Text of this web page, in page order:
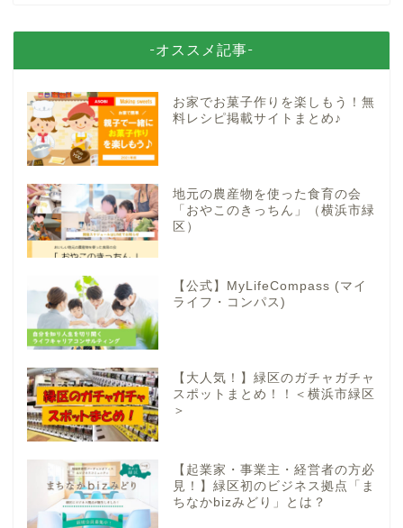
-オススメ記事-
お家でお菓子作りを楽しもう！無
料レシピ掲載サイトまとめ♪
地元の農産物を使った食育の会
「おやこのきっちん」（横浜市緑
区）
【公式】MyLifeCompass (マイ
ライフ・コンパス)
【大人気！】緑区のガチャガチャ
スポットまとめ！！＜横浜市緑区
＞
【起業家・事業主・経営者の方必
見！】緑区初のビジネス拠点「ま
ちなかbizみどり」とは？